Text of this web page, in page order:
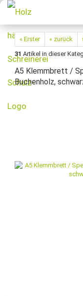
« Erster « zurück
31 Artikel in dieser
A5 Klemmbrett /
Buchenholz,